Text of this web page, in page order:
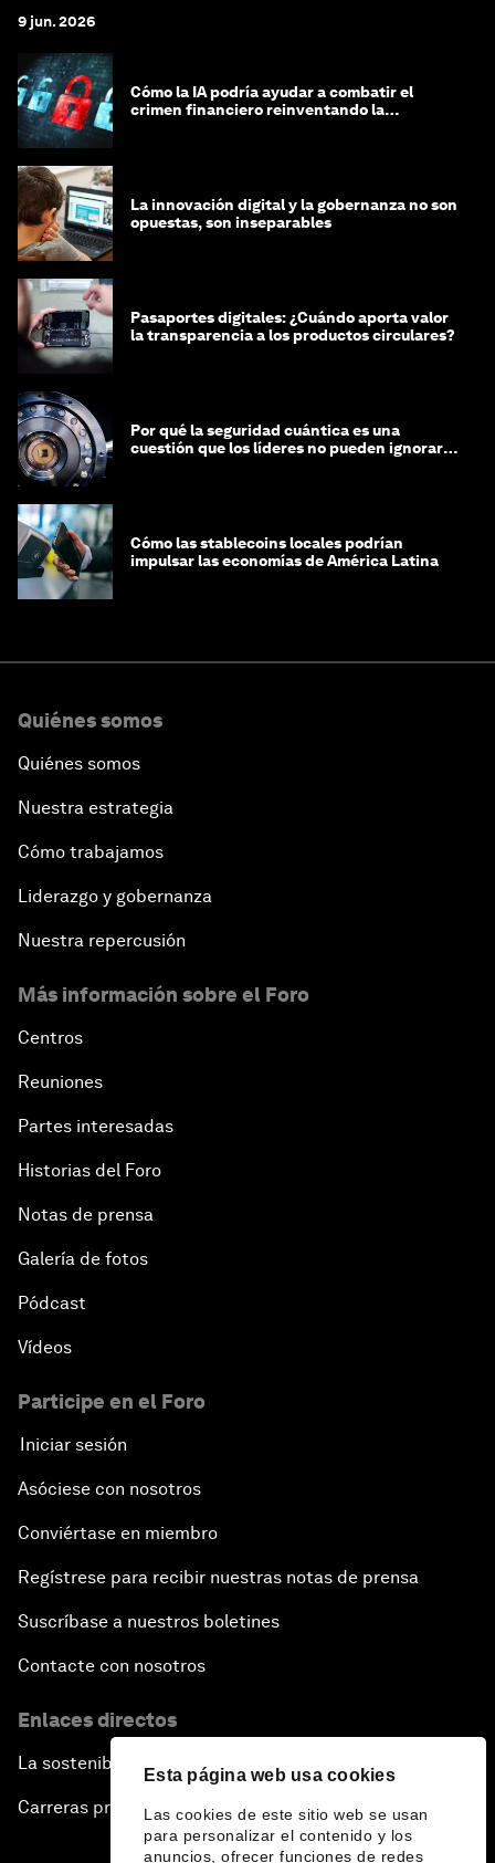
Esta página web usa cookies
Las cookies de este sitio web se usan
para personalizar el contenido y los
anuncios, ofrecer funciones de redes
9 jun. 2026
Cómo la IA podría ayudar a combatir el
crimen financiero reinventando la
La innovación digital y la gobernanza no son
opuestas, son inseparables
Pasaportes digitales: ¿Cuándo aporta valor
la transparencia a los productos circulares?
Por qué la seguridad cuántica es una
cuestión que los líderes no pueden ignorar
Cómo las stablecoins locales podrían
impulsar las economías de América Latina
Quiénes somos
Quiénes somos
Nuestra estrategia
Cómo trabajamos
Liderazgo y gobernanza
Nuestra repercusión
Más información sobre el Foro
Centros
Reuniones
Partes interesadas
Historias del Foro
Notas de prensa
Galería de fotos
Pódcast
Vídeos
Participe en el Foro
Iniciar sesión
Asóciese con nosotros
Conviértase en miembro
Regístrese para recibir nuestras notas de prensa
Suscríbase a nuestros boletines
Contacte con nosotros
Enlaces directos
La sostenibilidad en el Foro
Carreras profesionales